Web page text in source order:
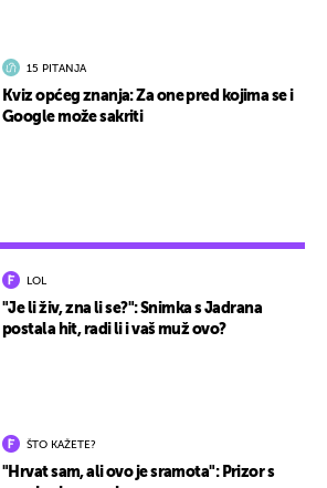
LOL
"Je li živ, zna li se?": Snimka s Jadrana
postala hit, radi li i vaš muž ovo?
ŠTO KAŽETE?
"Hrvat sam, ali ovo je sramota": Prizor s
15 PITANJA
Kviz općeg znanja: Za one pred kojima se i
Google može sakriti